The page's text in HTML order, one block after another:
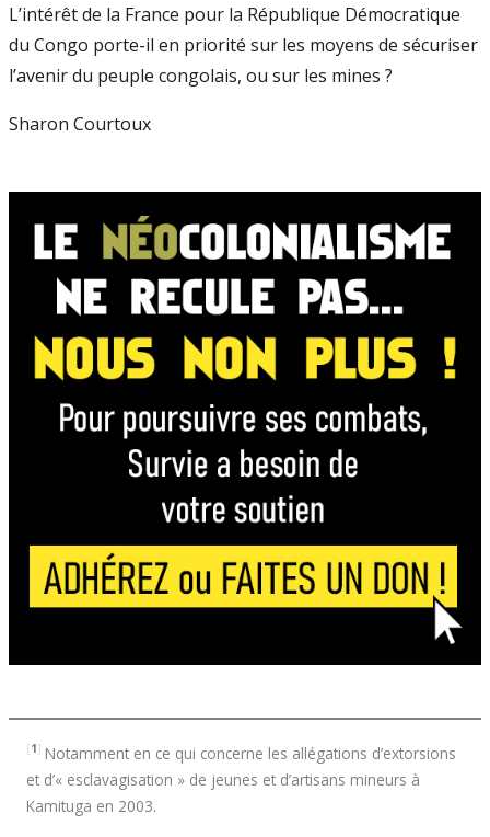
L’intérêt de la France pour la République Démocratique
du Congo porte-il en priorité sur les moyens de sécuriser
l’avenir du peuple congolais, ou sur les mines ?
Sharon Courtoux
[1] Notamment en ce qui concerne les allégations d’extorsions
et d’« esclavagisation » de jeunes et d’artisans mineurs à
Kamituga en 2003.